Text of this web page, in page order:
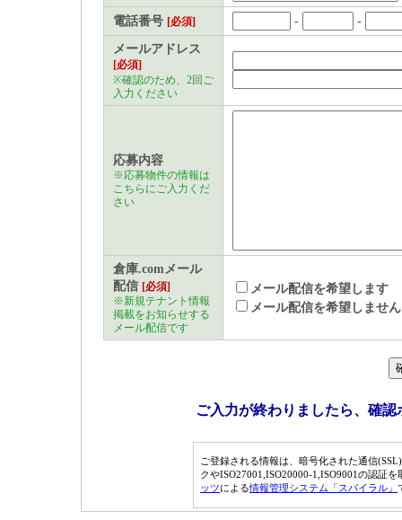
「倉庫.com」会員登録
「倉庫.com」会員（以下「
上、当社所定の方法に従い
とします。
（1） 利用者は本サービス
いて通信機器、ソフトウェ
します。
（2） 本サービスは、「倉
成されます。
（3） 本サービスの内容は
ますが、本サービス内容
害が発生した場合であって
電話番号 [必須] -
-
メールアドレス
[必須]
※確認のため、2回ご
入力ください
応募内容
※応募物件の情報は
こちらにご入力くだ
さい
倉庫.comメール
配信 [必須]
※新規テナント情報
掲載をお知らせする
メール配信です
メール配信を希望します
メール配信を希望しません
ご入力が終わりましたら、確
ご登録される情報は、暗号化された通信
クやISO27001,ISO20000-1,ISO9001の認証
ッツによる情報管理システム「スパイラル」